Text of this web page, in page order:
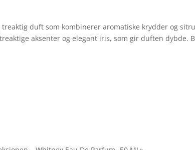
duft som kombinerer aromatiske krydder og
aksenter og elegant iris, som gir duften dybde.